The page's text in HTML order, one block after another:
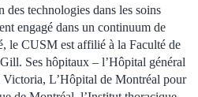
des technologies dans les soins
engagé dans un continuum de
le CUSM est affilié à la Faculté de
Ses hôpitaux – l’Hôpital général
L’Hôpital de Montréal pour